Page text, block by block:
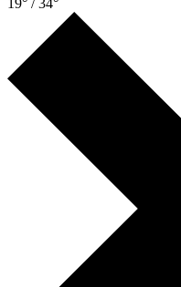
19° / 34°